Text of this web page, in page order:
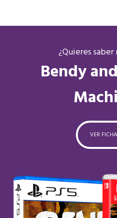
¿Quieres saber
Bendy
VER FICHA